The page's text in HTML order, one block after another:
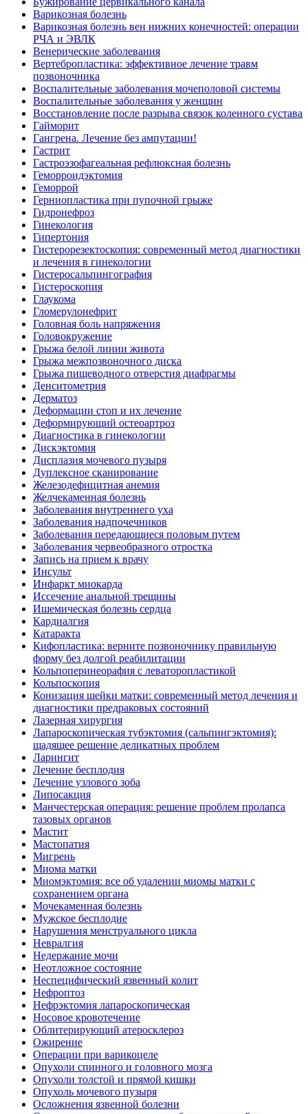
Варикозная болезнь
Варикозная болезнь вен нижних конечностей: операции
РЧА и ЭВЛК
Венерические заболевания
Вертебропластика: эффективное лечение травм
позвоночника
Воспалительные заболевания мочеполовой системы
Воспалительные заболевания у женщин
Восстановление после разрыва связок коленного сустава
Гайморит
Гангрена. Лечение без ампутации!
Гастрит
Гастроэзофагеальная рефлюксная болезнь
Геморроидэктомия
Геморрой
Герниопластика при пупочной грыже
Гидронефроз
Гинекология
Гипертония
Гистерорезектоскопия: современный метод диагностики
и лечения в гинекологии
Гистеросальпингография
Гистероскопия
Глаукома
Гломерулонефрит
Головная боль напряжения
Головокружение
Грыжа белой линии живота
Грыжа межпозвоночного диска
Грыжа пищеводного отверстия диафрагмы
Денситометрия
Дерматоз
Деформации стоп и их лечение
Деформирующий остеоартроз
Диагностика в гинекологии
Дискэктомия
Дисплазия мочевого пузыря
Дуплексное сканирование
Железодефицитная анемия
Желчекаменная болезнь
Заболевания внутреннего уха
Заболевания надпочечников
Заболевания передающиеся половым путем
Заболевания червеобразного отростка
Запись на прием к врачу
Инсульт
Инфаркт миокарда
Иссечение анальной трещины
Ишемическая болезнь сердца
Кардиалгия
Катаракта
Кифопластика: верните позвоночнику правильную
форму без долгой реабилитации
Кольпоперинеорафия с леваторопластикой
Кольпоскопия
Конизация шейки матки: современный метод лечения и
диагностики предраковых состояний
Лазерная хирургия
Лапароскопическая тубэктомия (сальпингэктомия):
щадящее решение деликатных проблем
Ларингит
Лечение бесплодия
Лечение узлового зоба
Липосакция
Манчестерская операция: решение проблем пролапса
тазовых органов
Мастит
Мастопатия
Мигрень
Миома матки
Миомэктомия: все об удалении миомы матки с
сохранением органа
Мочекаменная болезнь
Мужское бесплодие
Нарушения менструального цикла
Невралгия
Недержание мочи
Неотложное состояние
Неспецифический язвенный колит
Нефроптоз
Нефрэктомия лапароскопическая
Носовое кровотечение
Облитерирующий атеросклероз
Ожирение
Операции при варикоцеле
Опухоли спинного и головного мозга
Опухоли толстой и прямой кишки
Опухоль мочевого пузыря
Осложнения язвенной болезни